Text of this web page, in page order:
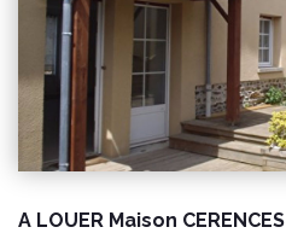
(abonnements compris)
mars 2021 en vigueur lors de
informations sur les risques
sont disponibles sur
www.georisques.gouv.fr" POUR VISITER : DELAMARCHE
IMMOBILIER, Florian GINARD
A LOUER Maison CERENCES